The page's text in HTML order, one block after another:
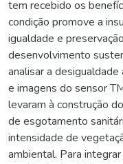
tem recebido os
condição promove a
igualdade e
desenvolvimento
analisar a
e imagens do sensor
levaram à construção
de esgotamento
intensidade de
ambiental. Para